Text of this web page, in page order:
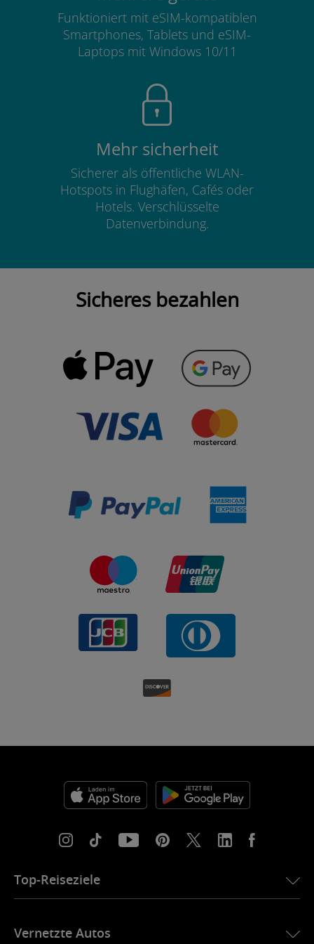
Funktioniert mit eSIM-kompatiblen
Smartphones, Tablets und eSIM-
Laptops mit Windows 10/11
Mehr sicherheit
Sicherer als öffentliche WLAN-
Hotspots in Flughäfen, Cafés oder
Hotels. Verschlüsselte
Datenverbindung.
Sicheres bezahlen
Top-Reiseziele
eSIM für Europa
Vernetzte Autos